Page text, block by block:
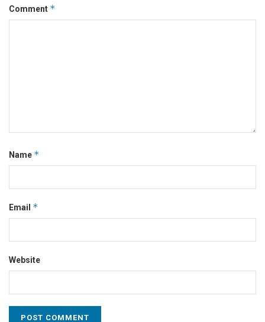
Comment *
Name *
Email *
Website